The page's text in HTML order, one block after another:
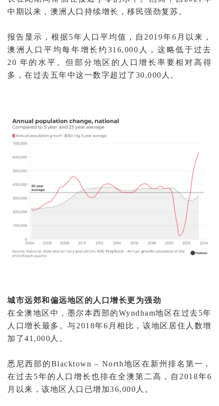
中期以来，澳洲人口持续增长，移民强劲复苏。
报告显示，根据5年人口平均值，自2019年6月以来，
澳洲人口平均每年增长约316,000人，这略低于过去
20 年的水平。但部分地区的人口增长率要相对高得
多，在过去五年中这一数字超过了30,000人。
城市远郊和偏远地区的人口增长更为强劲
在全澳地区中，墨尔本西部的Wyndham地区在过去5年
人口增长最多。与2018年6月相比，该地区居住人数增
加了41,000人。
悉尼西部的Blacktown – North地区在新州排名第一，
在过去5年的人口增长也排在全澳第二高，自2018年6
月以来，该地区人口已增加36,000人。